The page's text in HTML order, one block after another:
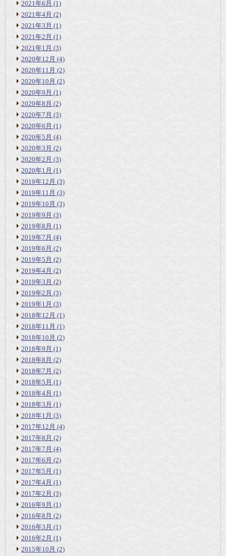
2021年6月 (1)
2021年4月 (2)
2021年3月 (1)
2021年2月 (1)
2021年1月 (3)
2020年12月 (4)
2020年11月 (2)
2020年10月 (2)
2020年9月 (1)
2020年8月 (2)
2020年7月 (3)
2020年6月 (1)
2020年5月 (4)
2020年3月 (2)
2020年2月 (3)
2020年1月 (1)
2019年12月 (3)
2019年11月 (3)
2019年10月 (3)
2019年9月 (3)
2019年8月 (1)
2019年7月 (4)
2019年6月 (2)
2019年5月 (2)
2019年4月 (2)
2019年3月 (2)
2019年2月 (3)
2019年1月 (3)
2018年12月 (1)
2018年11月 (1)
2018年10月 (2)
2018年9月 (1)
2018年8月 (2)
2018年7月 (2)
2018年5月 (1)
2018年4月 (1)
2018年3月 (1)
2018年1月 (3)
2017年12月 (4)
2017年8月 (2)
2017年7月 (4)
2017年6月 (2)
2017年5月 (1)
2017年4月 (1)
2017年2月 (3)
2016年9月 (1)
2016年8月 (2)
2016年3月 (1)
2016年2月 (1)
2015年10月 (2)